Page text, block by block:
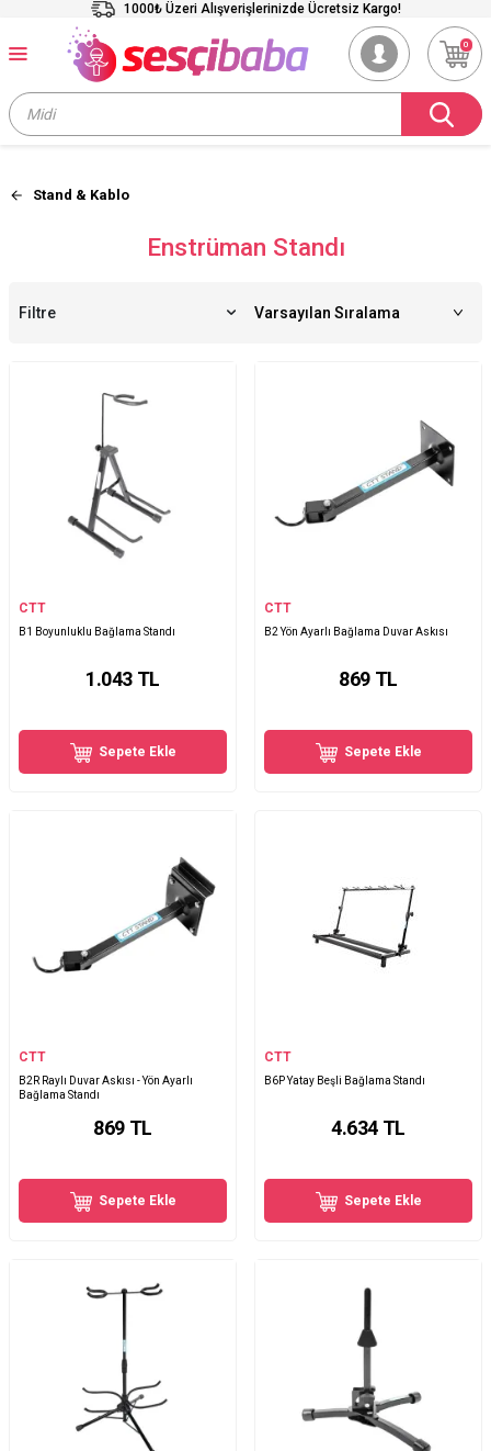
1000₺ Üzeri Alışverişlerinizde Ücretsiz Kargo!
0
Stand & Kablo
Enstrüman Standı
Filtre
CTT
B1 Boyunluklu Bağlama Standı
1.043 TL
Sepete Ekle
CTT
B2 Yön Ayarlı Bağlama Duvar Askısı
869 TL
Sepete Ekle
CTT
B2R Raylı Duvar Askısı - Yön Ayarlı
Bağlama Standı
869 TL
Sepete Ekle
CTT
B6P Yatay Beşli Bağlama Standı
4.634 TL
Sepete Ekle